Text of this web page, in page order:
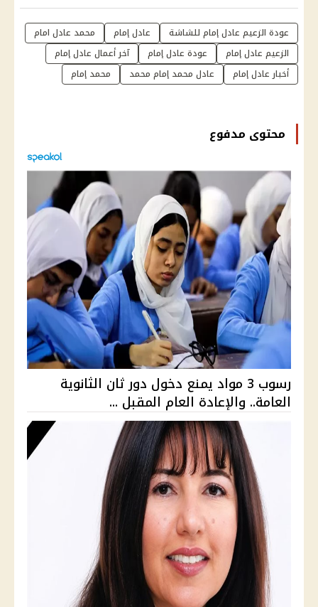
عودة الزعيم عادل إمام للشاشة عادل إمام
محمد عادل امام
الزعيم عادل إمام
عودة عادل إمام
آخر أعمال عادل إمام
أخبار عادل إمام
عادل محمد إمام محمد محمد إمام
محتوى مدفوع
رسوب 3 مواد يمنع دخول دور ثان الثانوية
العامة.. والإعادة العام المقبل ...